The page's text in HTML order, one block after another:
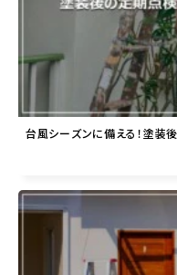
台風シーズンに備える！塗装